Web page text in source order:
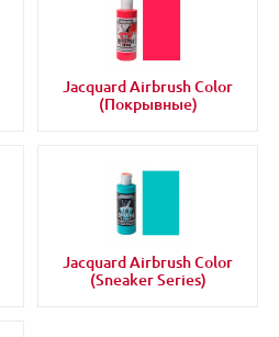
Jacquard Airbrush Color
(Покрывные)
Jacquard Airbrush Color
(Sneaker Series)